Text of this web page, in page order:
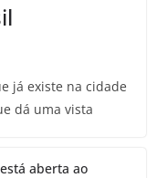
já existe na cidade
dá uma vista
aberta ao